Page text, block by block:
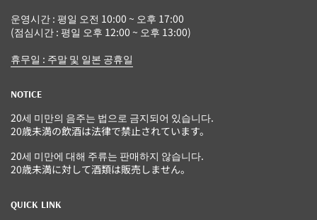
운영시간 : 평일 오전 10:00 ~ 오후 17:00
(점심시간 : 평일 오후 12:00 ~ 오후 13:00)
휴무일 : 주말 및 일본 공휴일
NOTICE
20세 미만의 음주는 법으로 금지되어 있습니다.
20歳未満の飲酒は法律で禁止されています。
20세 미만에 대해 주류는 판매하지 않습니다.
20歳未満に対して酒類は販売しません。
QUICK LINK